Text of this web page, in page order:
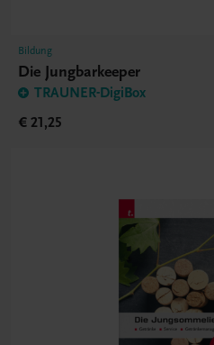
Bildung
Die Jungbarkeeper
TRAUNER-DigiBox
€ 21,25